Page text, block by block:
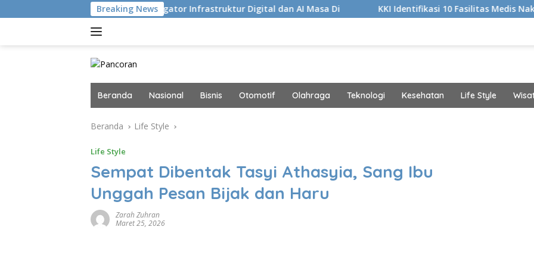
ke
Breaking News
Navigator Infrastruktur Digital dan AI Masa Di KKI Identifikasi 10 Fasilitas Medis Nakes yang
Beranda Nasional Bisnis Otomotif Olahraga Teknologi Kesehatan Life Style
Beranda Life Style
Life Style
Sempat Dibentak Tasyi Athasyia, Sang Ibu
Unggah Pesan Bijak dan Haru
Zarah Zuhran
Maret 25, 2026